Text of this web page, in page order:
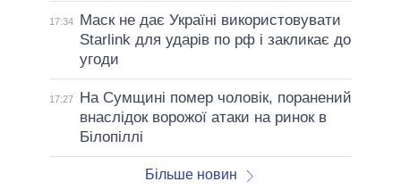
17:34
Маск не дає Україні використовувати
Starlink для ударів по рф і закликає до
угоди
17:27
На Сумщині помер чоловік, поранений
внаслідок ворожої атаки на ринок в
Білопіллі
Більше новин